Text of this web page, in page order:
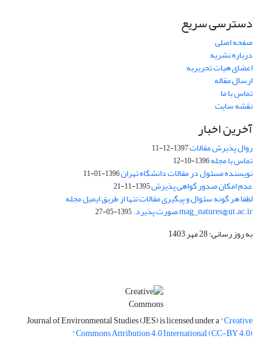
دسترسی سریع
صفحه اصلی
درباره نشریه
اعضای هیات تحریریه
ارسال مقاله
تماس با ما
نقشه سایت
آخرین اخبار
روال پذیرش مقالات1397-12-11
تماس با مجله1396-10-12
نویسنده مسئول در مقالات دانشگاه تهران1396-01-11
عدم امکان صدور گواهی پذیرش1395-11-21
لطفا هر گونه سئوال و پیگیری مقالات تنها از طریق ایمیل مجله
mag_natures@ut.ac.ir صورت پذیرد. 1395-05-27
به روز رسانی: 28 مهر 1403
Journal of Environmental Studies (JES) is licensed under a"Creative
Commons Attribution 4.0 International (CC-BY 4.0)"